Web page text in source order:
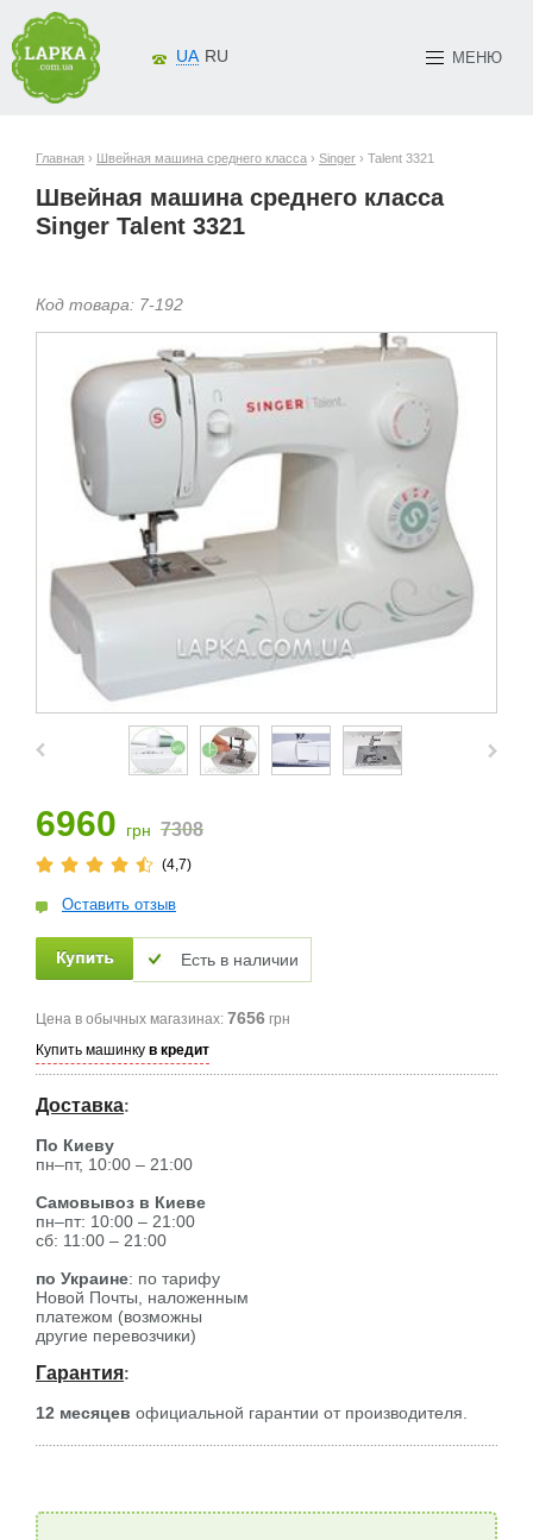
МЕНЮ
UA RU
Главная › Швейная машина среднего класса › Singer › Talent 3321
Швейная машина среднего класса
Singer Talent 3321
Код товара: 7-192
6960 грн 7308
(4,7)
Оставить отзыв
Есть в наличии
Цена в обычных магазинах: 7656 грн
Купить машинку в кредит
Доставка:
По Киеву
пн–пт, 10:00 – 21:00
Самовывоз в Киеве
пн–пт: 10:00 – 21:00
сб: 11:00 – 21:00
по Украине: по тарифу
Новой Почты, наложенным
платежом (возможны
другие перевозчики)
Гарантия:
12 месяцев официальной гарантии от производителя.